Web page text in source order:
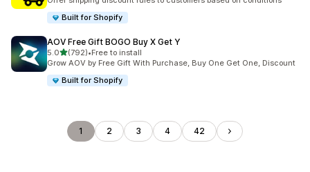
Built for Shopify
AOV Free Gift BOGO Buy X Get Y
5.05つ星中
(792)
合計レビュー数：792件
•Free to install
Grow AOV by Free Gift With Purchase, Buy One Get One, Discount
Built for Shopify
1 2 3 4 42